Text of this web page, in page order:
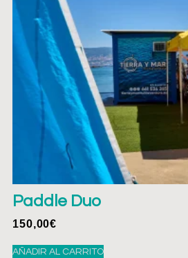
Paddle Duo
150,00€
AÑADIR AL CARRITO